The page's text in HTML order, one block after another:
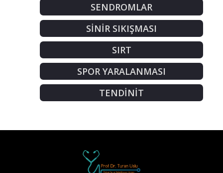
SENDROMLAR
SİNİR SIKIŞMASI
SIRT
SPOR YARALANMASI
TENDİNİT